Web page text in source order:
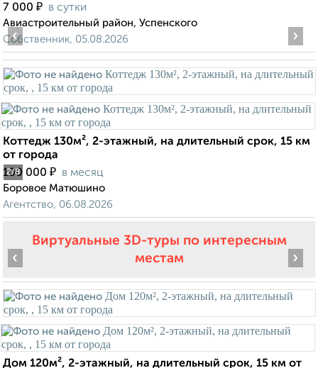
7 000 ₽ в сутки
Авиастроительный район, Успенского
Собственник, 05.08.2026
2/8
‹ ›
Коттедж 130м², 2-этажный, на длительный срок, 15 км
от города
100 000 ₽ в месяц
Боровое Матюшино
Агентство, 06.08.2026
Виртуальные 3D-туры по интересным
местам
‹ ›
Дом 120м², 2-этажный, на длительный срок, 15 км от